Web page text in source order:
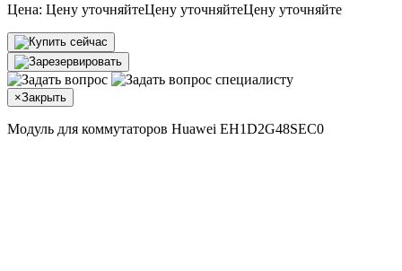
Цена: Цену уточняйтеЦену уточняйтеЦену уточняйте
×Закрыть
Модуль для коммутаторов Huawei EH1D2G48SEC0